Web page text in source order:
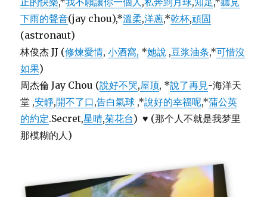
下雨的聲音(jay chou),*溫柔,洋蔥,*乾杯,頑固
(astronaut)
林俊杰 JJ (修煉愛情,小酒窩, *她說 ,豆浆油条,*可惜沒
如果)
周杰倫 Jay Chou (說好不哭,屋顶, *說了再見-海洋天
堂 ,安靜,開不了口,告白氣球 ,*說好的幸福呢,*蒲公英
的約定.Secret,星晴,菊花台) ♥ (那个人不就是我梦里
那模糊的人)